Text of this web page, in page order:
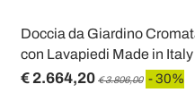
Doccia da Giardino
con Lavapiedi Made in
€ 2.664,20 € 3.806,00 - 30%